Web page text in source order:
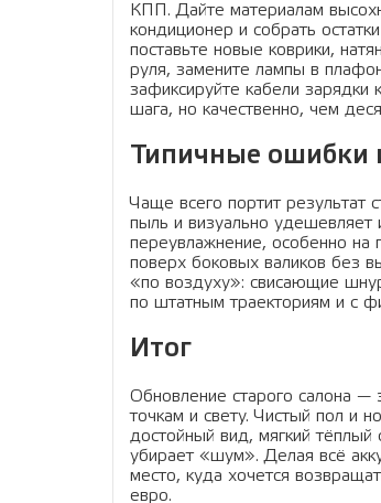
КПП. Дайте материалам
кондиционер и собрать
поставьте новые коврики,
руля, замените лампы в
зафиксируйте кабели зарядки
шага, но качественно, чем
Типичные ошибки
Чаще всего портит результат
пыль и визуально удешевляет
переувлажнение, особенно на
поверх боковых валиков без
«по воздуху»: свисающие
по штатным траекториям и с
Итог
Обновление старого салона —
точкам и свету. Чистый пол и
достойный вид, мягкий
убирает «шум». Делая всё
место, куда хочется
евро.